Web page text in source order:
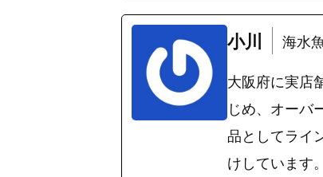
小川
海水
大阪府に実店
じめ、オーバ
品としてライ
けしています